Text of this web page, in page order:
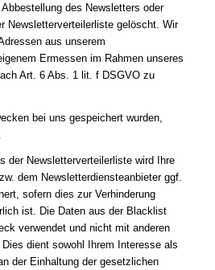
des Newsletters oder
Newsletterverteilerliste gelöscht. Wir
aus unserem
Ermessen im Rahmen unseres
Art. 6 Abs. 1 lit. f DSGVO zu
bei uns gespeichert wurden,
der Newsletterverteilerliste wird Ihre
dem Newsletterdiensteanbieter ggf.
sofern dies zur Verhinderung
ist. Die Daten aus der Blacklist
verwendet und nicht mit anderen
dient sowohl Ihrem Interesse als
der Einhaltung der gesetzlichen